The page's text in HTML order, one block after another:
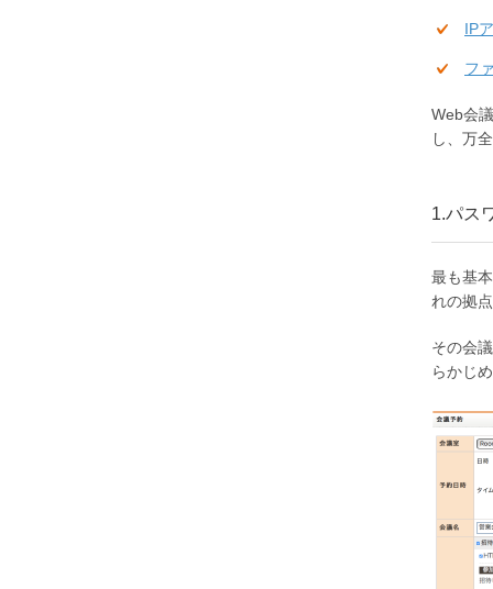
IP
フ
Web会
し、万
1.パス
最も基
れの拠
その会
らかじ